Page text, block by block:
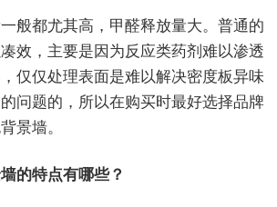
般都尤其高，甲醛释放量大。普通的
效，主要是因为反应类药剂难以渗透
仅仅处理表面是难以解决密度板异味
问题的，所以在购买时最好选择品牌
景墙。
的特点有哪些？